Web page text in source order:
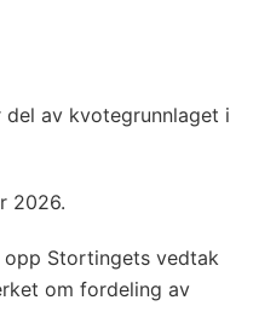
av kvotegrunnlaget i
2026.
Stortingets vedtak
om fordeling av